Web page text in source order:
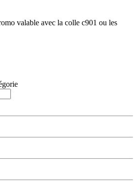
valable avec la colle c901 ou les